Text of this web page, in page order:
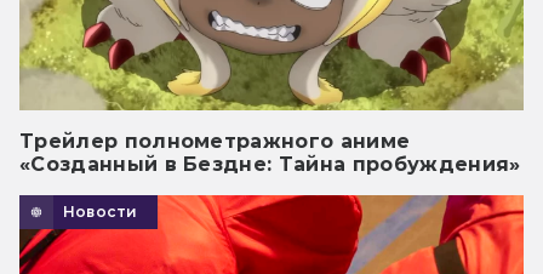
Трейлер полнометражного аниме
«Созданный в Бездне: Тайна пробуждения»
Новости